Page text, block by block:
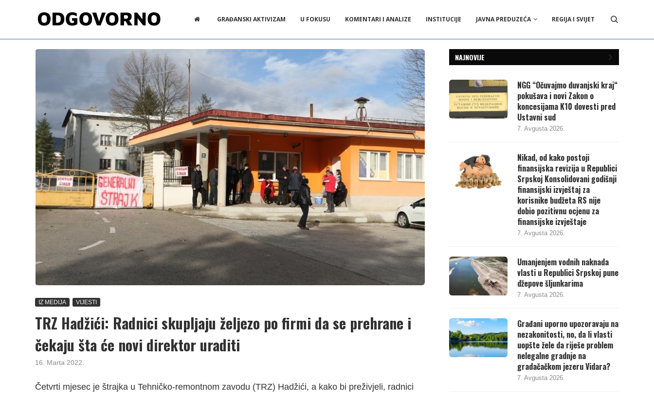
GRAĐANSKI AKTIVIZAM U FOKUSU KOMENTARI I ANALIZE INSTITUCIJE JAVNA PREDUZEĆA REGIJA I SVIJET
IZ MEDIJA VIJESTI
TRZ Hadžići: Radnici skupljaju željezo po firmi da se prehrane i
čekaju šta će novi direktor uraditi
16. Marta 2022.
Četvrti mjesec je štrajka u Tehničko-remontnom zavodu (TRZ) Hadžići, a kako bi preživjeli, radnici
NAJNOVIJE
NGG “Očuvajmo duvanjski kraj“
pokušava i novi Zakon o
koncesijama K10 dovesti pred
Ustavni sud
7. Avgusta 2026.
Nikad, od kako postoji
finansijska revizija u Republici
Srpskoj Konsolidovani godišnji
finansijski izvještaj za
korisnike budžeta RS nije
dobio pozitivnu ocjenu za
finansijske izvještaje
7. Avgusta 2026.
Umanjenjem vodnih naknada
vlasti u Republici Srpskoj pune
džepove šljunkarima
7. Avgusta 2026.
Građani uporno upozoravaju na
nezakonitosti, no, da li vlasti
uopšte žele da riješe problem
nelegalne gradnje na
gradačačkom jezeru Vidara?
7. Avgusta 2026.